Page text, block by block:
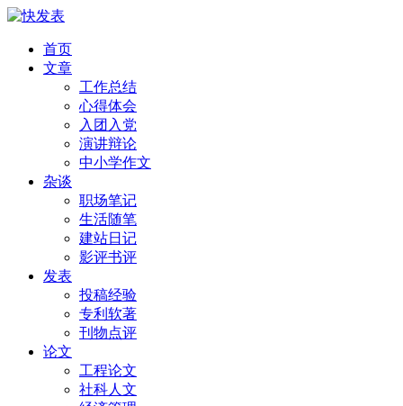
首页
文章
工作总结
心得体会
入团入党
演讲辩论
中小学作文
杂谈
职场笔记
生活随笔
建站日记
影评书评
发表
投稿经验
专利软著
刊物点评
论文
工程论文
社科人文